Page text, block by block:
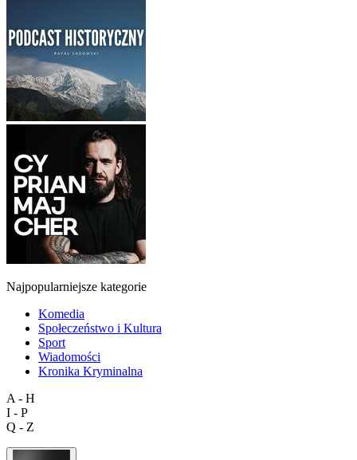
Najpopularniejsze kategorie
Komedia
Społeczeństwo i Kultura
Sport
Wiadomości
Kronika Kryminalna
A - H
I - P
Q - Z